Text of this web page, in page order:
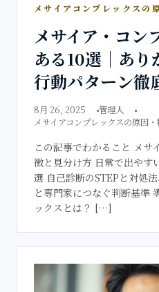
メサイアコンプレックスの
メサイア・コン
ある10選｜あり
行動パターン徹
8月 26, 2025
管理人
メサイアコンプレックスの原因
この記事でわかること メサ
徴と見分け方 日常で出やす
選 自己診断のSTEPと対処
と専門家につなぐ判断基準
ックスとは？ […]